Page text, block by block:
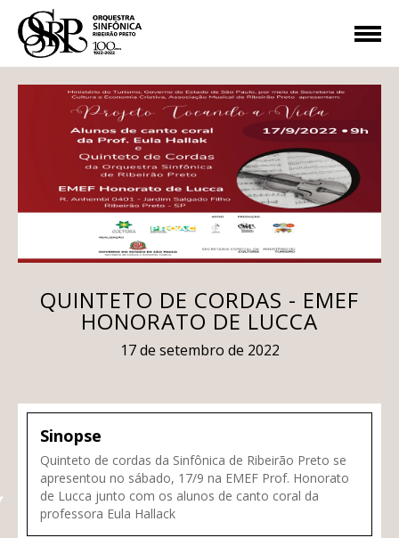
QUINTETO DE CORDAS - EMEF
HONORATO DE LUCCA
17 de setembro de 2022
Sinopse
Quinteto de cordas da Sinfônica de Ribeirão Preto se
apresentou no sábado, 17/9 na EMEF Prof. Honorato
de Lucca junto com os alunos de canto coral da
professora Eula Hallack